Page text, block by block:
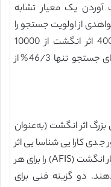
یک معیار تشابه
از اولویت جستجو را
ارائه می‌دهد. آزمایش توسط بازیابی 400 اثر انگشت از 10000
نمونه انجام شده است و میانگین فضای جستجو تنها 46/3% از
بزرگ اثر انگشت (به‌عنوان
کارایی شناسایی اثر
انگشت در سیستم‌های شناسایی خودکار انگشت (AFIS) را برای هر
دو گزینه فنی برای